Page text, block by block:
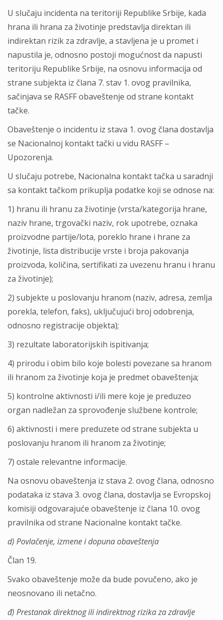
U slučaju incidenta na teritoriji Republike Srbije, kada
hrana ili hrana za životinje predstavlja direktan ili
indirektan rizik za zdravlje, a stavljena je u promet i
napustila je, odnosno postoji mogućnost da napusti
teritoriju Republike Srbije, na osnovu informacija od
strane subjekta iz člana 7. stav 1. ovog pravilnika,
sačinjava se RASFF obaveštenje od strane kontakt
tačke.
Obaveštenje o incidentu iz stava 1. ovog člana dostavlja
se Nacionalnoj kontakt tački u vidu RASFF –
Upozorenja.
U slučaju potrebe, Nacionalna kontakt tačka u saradnji
sa kontakt tačkom prikuplja podatke koji se odnose na:
1) hranu ili hranu za životinje (vrsta/kategorija hrane,
naziv hrane, trgovački naziv, rok upotrebe, oznaka
proizvodne partije/lota, poreklo hrane i hrane za
životinje, lista distribucije vrste i broja pakovanja
proizvoda, količina, sertifikati za uvezenu hranu i hranu
za životinje);
2) subjekte u poslovanju hranom (naziv, adresa, zemlja
porekla, telefon, faks), uključujući broj odobrenja,
odnosno registracije objekta);
3) rezultate laboratorijskih ispitivanja;
4) prirodu i obim bilo koje bolesti povezane sa hranom
ili hranom za životinje koja je predmet obaveštenja;
5) kontrolne aktivnosti i/ili mere koje je preduzeo
organ nadležan za sprovođenje službene kontrole;
6) aktivnosti i mere preduzete od strane subjekta u
poslovanju hranom ili hranom za životinje;
7) ostale relevantne informacije.
Na osnovu obaveštenja iz stava 2. ovog člana, odnosno
podataka iz stava 3. ovog člana, dostavlja se Evropskoj
komisiji odgovarajuće obaveštenje iz člana 10. ovog
pravilnika od strane Nacionalne kontakt tačke.
d) Povlačenje, izmene i dopuna obaveštenja
Član 19.
Svako obaveštenje može da bude povučeno, ako je
neosnovano ili netačno.
đ) Prestanak direktnog ili indirektnog rizika za zdravlje